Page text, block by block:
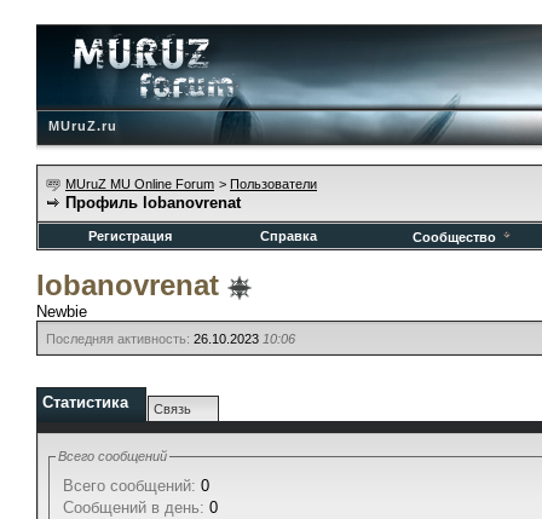
MUruZ.ru
MUruZ MU Online Forum > Пользователи
Профиль lobanovrenat
Регистрация Справка Сообщество
lobanovrenat
Newbie
Последняя активность: 26.10.2023 10:06
Статистика Связь
Всего сообщений
Всего сообщений: 0
Сообщений в день: 0